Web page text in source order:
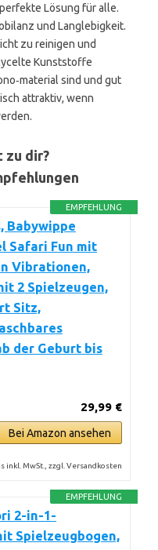
Lösung für alle.
und Langlebigkeit.
zu reinigen und
Kunststoffe
sind und gut
attraktiv, wenn
zu dir?
EMPFEHLUNG
Babywippe
Safari Fun mit
Vibrationen,
2 Spielzeugen,
Sitz,
der Geburt bis
29,99 €
Bei Amazon ansehen
inkl. MwSt., zzgl. Versandkosten
EMPFEHLUNG
2-in-1-
Spielzeugbogen,